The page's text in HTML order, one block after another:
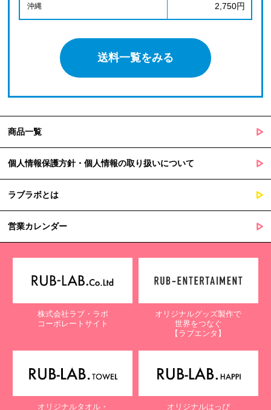
沖縄 2,750円
送料一覧をみる
商品一覧
個人情報保護方針・個人情報の取り扱いについて
ラブラボとは
営業カレンダー
株式会社ラブ・ラボ
コーポレートサイト
オリジナルグッズ製作で
世界をつなぐ
【ラブエンタ】
オリジナルタオル・ オリジナルはっぴ